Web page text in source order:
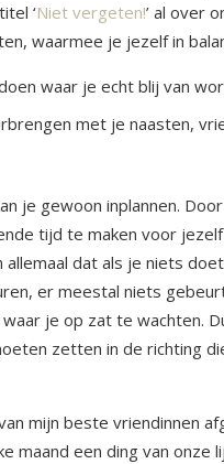
‘Niet vergeten!’ al over
waarmee je jezelf in
waar je echt blij van
met je naasten,
je gewoon inplannen.
tijd te maken voor
allemaal dat als je niets
er meestal niets
je op zat te wachten.
zetten in de richting
mijn beste vriendinnen
maand een ding van onze